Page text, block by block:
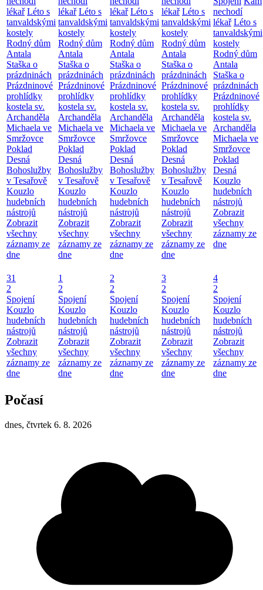
lékař Léto s
tanvaldskými
kostely
Rodný dům
Antala
Staška o
prázdninách
Prázdninové
prohlídky
kostela sv.
Archanděla
Michaela ve
Smržovce
Poklad
Desná
Bohoslužby
v Tesařově
Kouzlo
hudebních
nástrojů
Zobrazit
všechny
záznamy ze
dne
lékař Léto s
tanvaldskými
kostely
Rodný dům
Antala
Staška o
prázdninách
Prázdninové
prohlídky
kostela sv.
Archanděla
Michaela ve
Smržovce
Poklad
Desná
Bohoslužby
v Tesařově
Kouzlo
hudebních
nástrojů
Zobrazit
všechny
záznamy ze
dne
lékař Léto s
tanvaldskými
kostely
Rodný dům
Antala
Staška o
prázdninách
Prázdninové
prohlídky
kostela sv.
Archanděla
Michaela ve
Smržovce
Poklad
Desná
Bohoslužby
v Tesařově
Kouzlo
hudebních
nástrojů
Zobrazit
všechny
záznamy ze
dne
lékař Léto s
tanvaldskými
kostely
Rodný dům
Antala
Staška o
prázdninách
Prázdninové
prohlídky
kostela sv.
Archanděla
Michaela ve
Smržovce
Poklad
Desná
Bohoslužby
v Tesařově
Kouzlo
hudebních
nástrojů
Zobrazit
všechny
záznamy ze
dne
nechodí
lékař Léto s
tanvaldskými
kostely
Rodný dům
Antala
Staška o
prázdninách
Prázdninové
prohlídky
kostela sv.
Archanděla
Michaela ve
Smržovce
Poklad
Desná
Kouzlo
hudebních
nástrojů
Zobrazit
všechny
záznamy ze
dne
31
2
Spojení
Kouzlo
hudebních
nástrojů
Zobrazit
všechny
záznamy ze
dne
1
2
Spojení
Kouzlo
hudebních
nástrojů
Zobrazit
všechny
záznamy ze
dne
2
2
Spojení
Kouzlo
hudebních
nástrojů
Zobrazit
všechny
záznamy ze
dne
3
2
Spojení
Kouzlo
hudebních
nástrojů
Zobrazit
všechny
záznamy ze
dne
4
2
Spojení
Kouzlo
hudebních
nástrojů
Zobrazit
všechny
záznamy ze
dne
Počasí
dnes, čtvrtek 6. 8. 2026